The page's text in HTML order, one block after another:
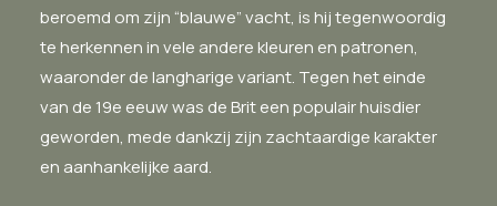
beroemd om zijn “blauwe” vacht, is hij tegenwoordig
te herkennen in vele andere kleuren en patronen,
waaronder de langharige variant. Tegen het einde
van de 19e eeuw was de Brit een populair huisdier
geworden, mede dankzij zijn zachtaardige karakter
en aanhankelijke aard.